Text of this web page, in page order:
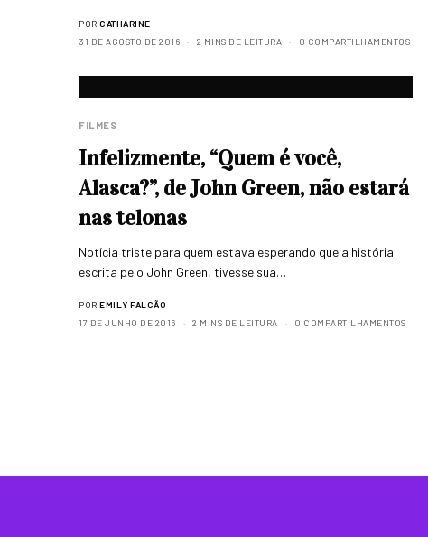
POR CATHARINE
31 DE AGOSTO DE 2016
2 MINS DE LEITURA 0 COMPARTILHAMENTOS
FILMES
Infelizmente, “Quem é você,
Alasca?”, de John Green, não estará
nas telonas
Notícia triste para quem estava esperando que a história
escrita pelo John Green, tivesse sua…
POR EMILY FALCÃO
17 DE JUNHO DE 2016
2 MINS DE LEITURA 0 COMPARTILHAMENTOS